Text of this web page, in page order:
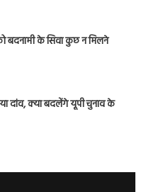
बदनामी के सिवा कुछ न मिलने
दांव, क्या बदलेंगे यूपी चुनाव के